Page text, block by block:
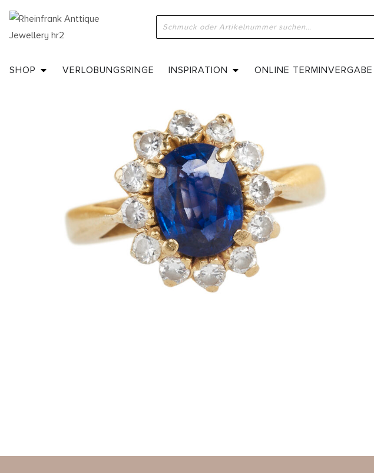
SHOP VERLOBUNGSRINGE INSPIRATION ONLINE TERMINVERGABE